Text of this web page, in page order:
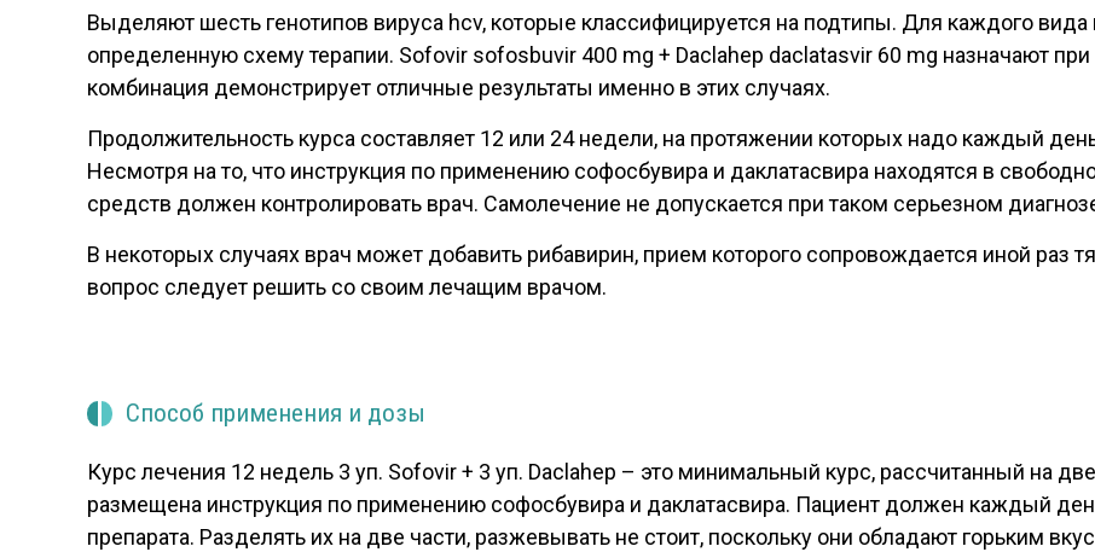
Выделяют шесть генотипов вируса hcv, которые классифицируется на подтипы. Для каждого вида
определенную схему терапии. Sofovir sofosbuvir 400 mg + Daclahep daclatasvir 60 mg назначают
комбинация демонстрирует отличные результаты именно в этих случаях.
Продолжительность курса составляет 12 или 24 недели, на протяжении которых надо каждый
Несмотря на то, что инструкция по применению софосбувира и даклатасвира находятся в
средств должен контролировать врач. Самолечение не допускается при таком серьезном
В некоторых случаях врач может добавить рибавирин, прием которого сопровождается иной
вопрос следует решить со своим лечащим врачом.
Способ применения и дозы
Курс лечения 12 недель 3 уп. Sofovir + 3 уп. Daclahep – это минимальный курс, рассчитанный на
размещена инструкция по применению софосбувира и даклатасвира. Пациент должен каждый
препарата. Разделять их на две части, разжевывать не стоит, поскольку они обладают горьким